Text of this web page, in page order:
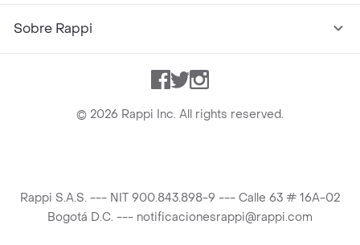
Sobre Rappi
Facebook
TwitterInstagram
© 2026 Rappi Inc. All rights reserved.
Rappi S.A.S. --- NIT 900.843.898-9 --- Calle 63 # 16A-02
Bogotá D.C. --- notificacionesrappi@rappi.com